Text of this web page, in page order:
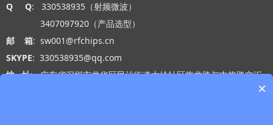
Q Q: 330538935（射频微波）
3407097920（产品选型）
邮 箱: sw001@rfchips.cn
SKYPE: 330538935@qq.com
地 址: 广东省深圳市龙华区民治街道大岭社区梅龙路与中梅路交汇
×